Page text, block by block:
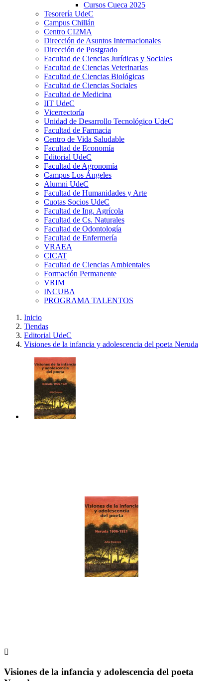
Cursos Cueca 2025
Tesorería UdeC
Campus Chillán
Centro CI2MA
Dirección de Asuntos Internacionales
Dirección de Postgrado
Facultad de Ciencias Jurídicas y Sociales
Facultad de Ciencias Veterinarias
Facultad de Ciencias Biológicas
Facultad de Ciencias Sociales
Facultad de Medicina
IIT UdeC
Vicerrectoría
Unidad de Desarrollo Tecnológico UdeC
Facultad de Farmacia
Centro de Vida Saludable
Facultad de Economía
Editorial UdeC
Facultad de Agronomía
Campus Los Ángeles
Alumni UdeC
Facultad de Humanidades y Arte
Cuotas Socios UdeC
Facultad de Ing. Agrícola
Facultad de Cs. Naturales
Facultad de Odontología
Facultad de Enfermería
VRAEA
CICAT
Facultad de Ciencias Ambientales
Formación Permanente
VRIM
INCUBA
PROGRAMA TALENTOS
Inicio
Tiendas
Editorial UdeC
Visiones de la infancia y adolescencia del poeta Neruda

Visiones de la infancia y adolescencia del poeta